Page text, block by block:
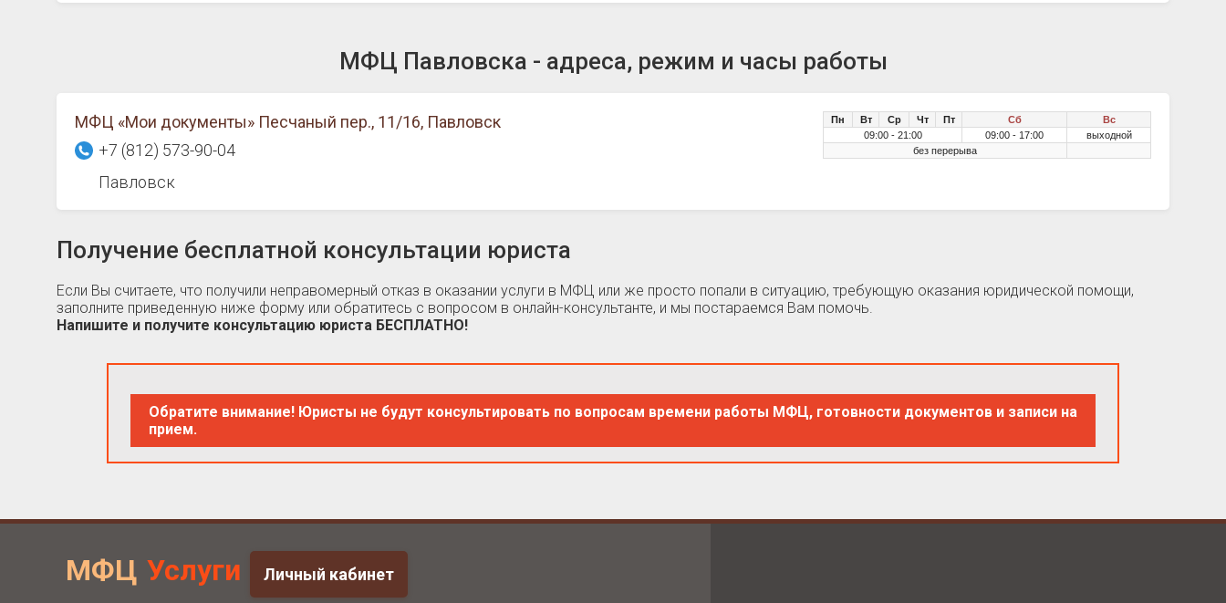
МФЦ Павловска - адреса, режим и часы работы
МФЦ «Мои документы» Песчаный пер., 11/16, Павловск
+7 (812) 573-90-04
Павловск
Пн Вт Ср Чт Пт Сб
Вс
09:00 - 21:00
09:00 - 17:00
выходной
без перерыва
Получение бесплатной консультации юриста
Если Вы считаете, что получили неправомерный отказ в оказании услуги в МФЦ или же просто попали в ситуацию, требующую оказания юридической помощи,
заполните приведенную ниже форму или обратитесь с вопросом в онлайн-консультанте, и мы постараемся Вам помочь.
Напишите и получите консультацию юриста БЕСПЛАТНО!
Обратите внимание! Юристы не будут консультировать по вопросам времени работы МФЦ, готовности документов и записи на
прием.
МФЦ Услуги Личный кабинет